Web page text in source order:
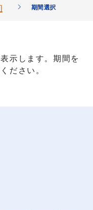
期間選択
示します。期間を
ださい。